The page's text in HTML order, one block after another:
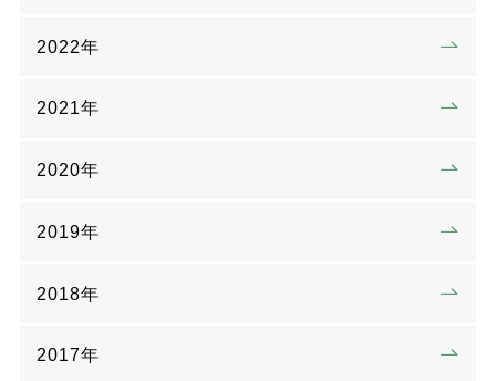
2022年
2021年
2020年
2019年
2018年
2017年